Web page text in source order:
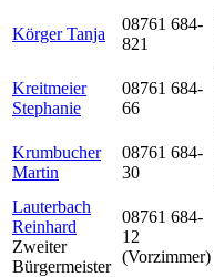
Körger Tanja
08761 684-
821
Kreitmeier
Stephanie
08761 684-
66
Krumbucher
Martin
08761 684-
30
Lauterbach
Reinhard
Zweiter
Bürgermeister
08761 684-
12
(Vorzimmer)